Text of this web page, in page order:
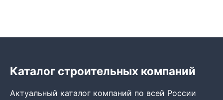
Каталог строительных компаний
Актуальный каталог компаний по всей России